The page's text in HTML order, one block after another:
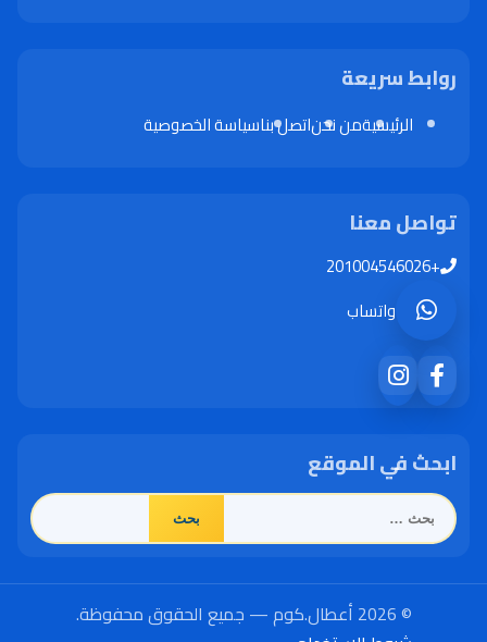
روابط سريعة
الرئيسيةمن نحناتصل بناسياسة الخصوصية
تواصل معنا
+201004546026
واتساب
ابحث في الموقع
البحث
عن:
© 2026 أعطال.كوم — جميع الحقوق محفوظة.